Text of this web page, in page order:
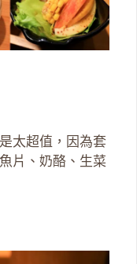
太超值，因為套
片、奶酪、生菜